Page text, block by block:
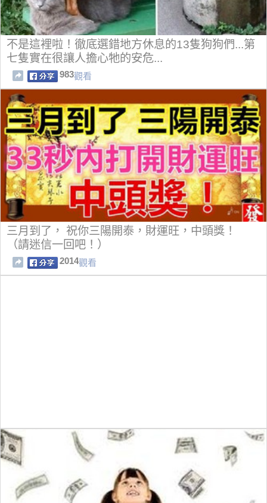
不是這裡啦！徹底選錯地方休息的13隻狗狗們...第
七隻實在很讓人擔心牠的安危...
983觀看
三月到了， 祝你三陽開泰，財運旺，中頭獎！
（請迷信一回吧！）
2014觀看